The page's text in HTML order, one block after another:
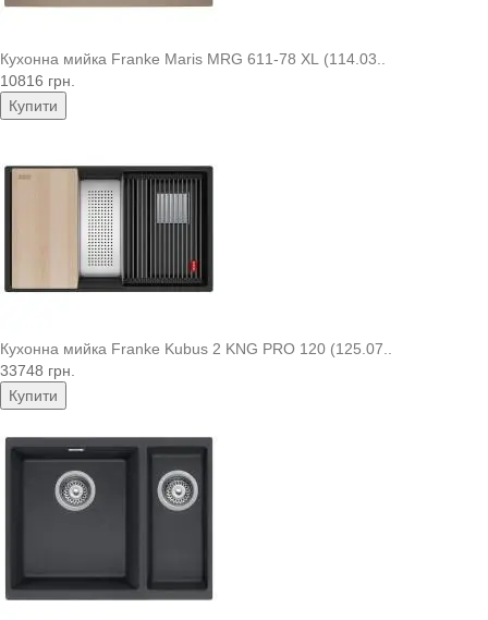
Кухонна мийка Franke Maris MRG 611-78 XL (114.03..
10816 грн.
Купити
Кухонна мийка Franke Kubus 2 KNG PRO 120 (125.07..
33748 грн.
Купити